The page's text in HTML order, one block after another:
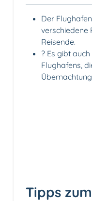
Der
verschiedene
Reisende.
? Es gibt
Flughafens,
Tipps